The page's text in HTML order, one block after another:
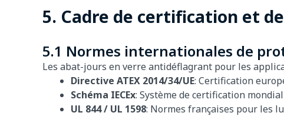
5. Cadre de certification et
5.1 Normes internationales de
Les abat-jours en verre antidéflagrant pour les
Directive ATEX 2014/34/UE: Certification
Schéma IECEx: Système de certification
UL 844 / UL 1598: Normes françaises pour les